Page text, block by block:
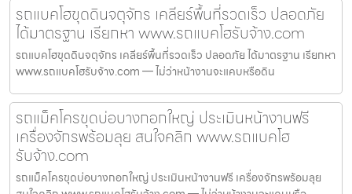
รถแบคโฮขุดดินจตุจักร เคลียร์พื้นที่รวดเร็ว ปลอดภัย
ได้มาตรฐาน เรียกหา www.รถแบคโฮรับจ้าง.com
รถแบคโฮขุดดินจตุจักร เคลียร์พื้นที่รวดเร็ว ปลอดภัย ได้มาตรฐาน เรียกหา
www.รถแบคโฮรับจ้าง.com — ไม่ว่าหน้างานจะแคบหรือดิน
รถแม็คโครขุดบ่อบางกอกใหญ่ ประเมินหน้างานฟรี
เครื่องจักรพร้อมลุย สนใจคลิก www.รถแบคโฮ
รับจ้าง.com
รถแม็คโครขุดบ่อบางกอกใหญ่ ประเมินหน้างานฟรี เครื่องจักรพร้อมลุย